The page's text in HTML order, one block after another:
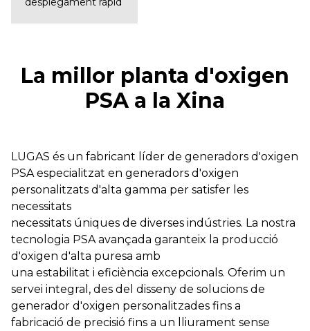
La millor planta d'oxigen
PSA a la Xina
LUGAS és un fabricant líder de generadors d'oxigen
PSA especialitzat en generadors d'oxigen
personalitzats d'alta gamma per satisfer les
necessitats
necessitats úniques de diverses indústries. La nostra
tecnologia PSA avançada garanteix la producció
d'oxigen d'alta puresa amb
una estabilitat i eficiència excepcionals. Oferim un
servei integral, des del disseny de solucions de
generador d'oxigen personalitzades fins a
fabricació de precisió fins a un lliurament sense